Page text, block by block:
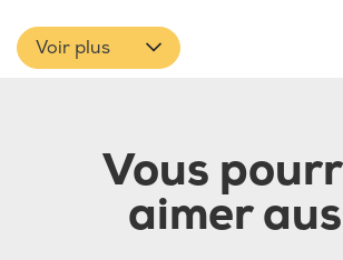
Voir plus
Vous
aimer